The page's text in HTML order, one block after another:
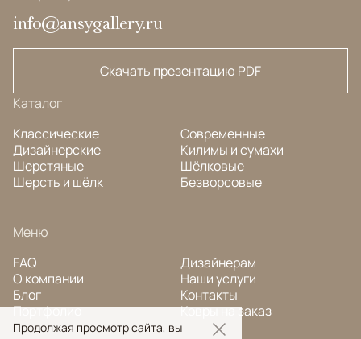
info@ansygallery.ru
Скачать презентацию PDF
Каталог
Классические
Дизайнерские
Шерстяные
Шерсть и шёлк
Современные
Килимы и сумахи
Шёлковые
Безворсовые
Меню
FAQ
О компании
Блог
Портфолио
Дизайнерам
Наши услуги
Контакты
Ковры на заказ
Продолжая просмотр сайта, вы